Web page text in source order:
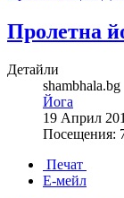
Пролетна
Детайли
shambhala.bg
Йога
19 Април
Посещения:
Печат
Е-мейл